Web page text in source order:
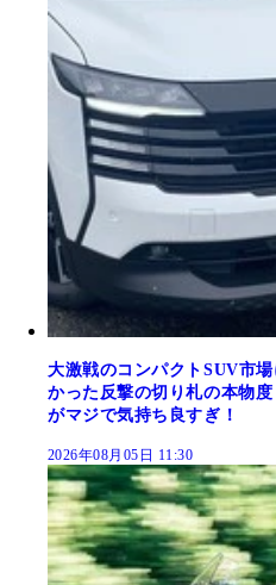
大激戦のコンパクトSUV市
かった反撃の切り札の本物
がマジで気持ち良すぎ！
2026年08月05日 11:30